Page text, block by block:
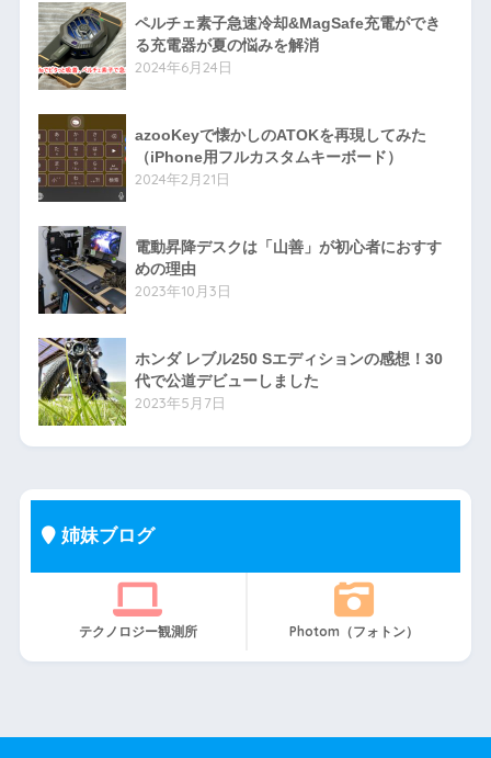
ペルチェ素子急速冷却&MagSafe充電ができ
る充電器が夏の悩みを解消
2024年6月24日
azooKeyで懐かしのATOKを再現してみた
（iPhone用フルカスタムキーボード）
2024年2月21日
電動昇降デスクは「山善」が初心者におすす
めの理由
2023年10月3日
ホンダ レブル250 Sエディションの感想！30
代で公道デビューしました
2023年5月7日
姉妹ブログ
テクノロジー観測所 Photom（フォトン）